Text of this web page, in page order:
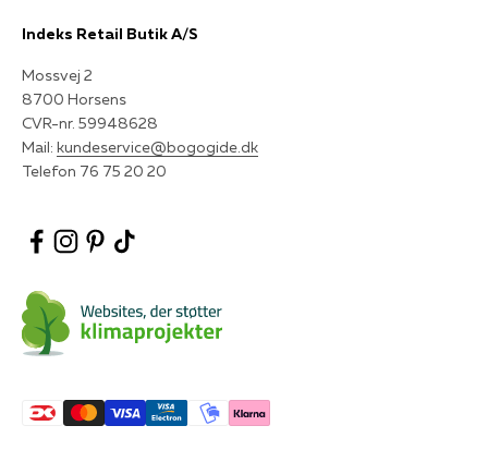
Indeks Retail Butik A/S
Mossvej 2
8700 Horsens
CVR-nr. 59948628
Mail: kundeservice@bogogide.dk
Telefon 76 75 20 20